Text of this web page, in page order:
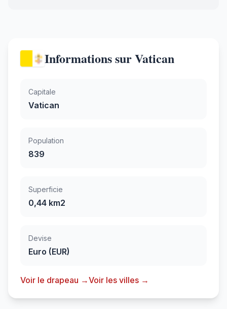
Informations sur Vatican
Capitale
Vatican
Population
839
Superficie
0,44 km2
Devise
Euro (EUR)
Voir le drapeau →Voir les villes →